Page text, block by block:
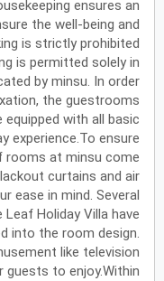
حالأحد نالاثنينث الثلاثاء
يونيو
حالأحد نالاثنينث
حالأحد نالاثنينث
ensures an
the well-being and
is strictly prohibited
is permitted solely in
by minsu. In order
the guestrooms
with all basic
experience.To ensure
rooms at minsu come
curtains and air
ease in mind. Several
Holiday Villa have
into the room design.
like television
to enjoy.Within